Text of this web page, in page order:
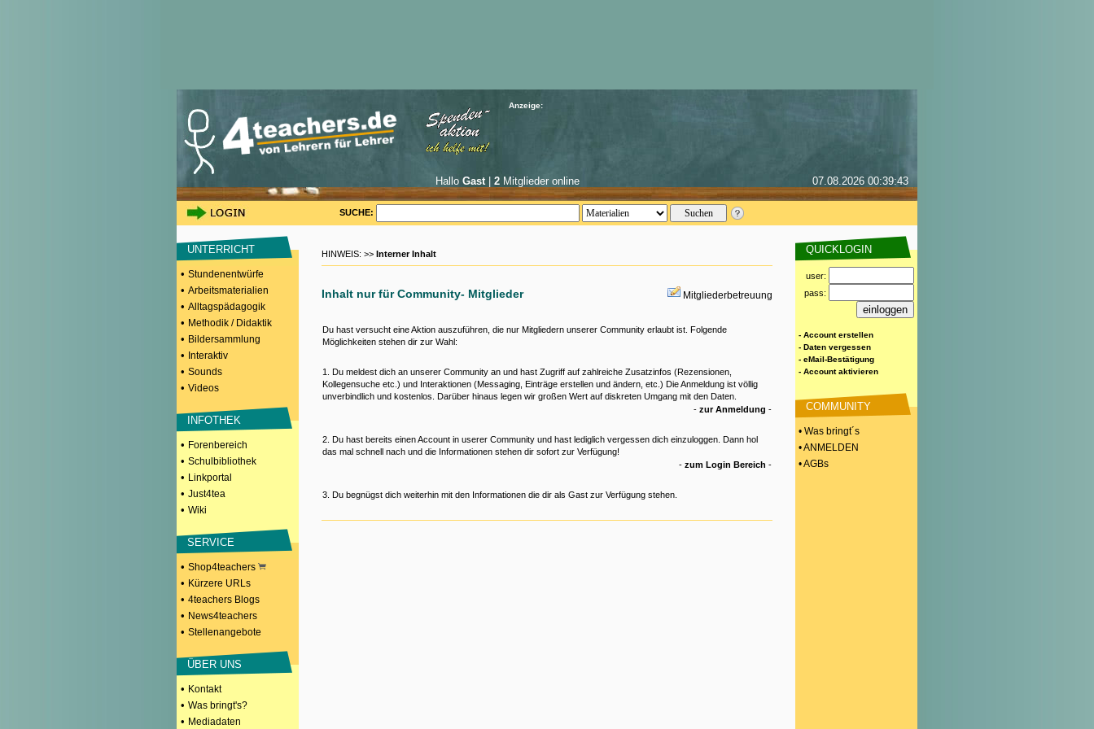
Anzeige:
Hallo Gast| 2Mitglieder online 07.08.2026 00:39:43
SUCHE:
UNTERRICHT
• Stundenentwürfe
• Arbeitsmaterialien
• Alltagspädagogik
• Methodik / Didaktik
• Bildersammlung
• Interaktiv
• Sounds
• Videos
INFOTHEK
• Forenbereich
• Schulbibliothek
• Linkportal
• Just4tea
• Wiki
SERVICE
• Shop4teachers
• Kürzere URLs
• 4teachers Blogs
• News4teachers
• Stellenangebote
ÜBER UNS
• Kontakt
• Was bringt's?
• Mediadaten
HINWEIS: >> Interner Inhalt
Inhalt nur für Community- Mitglieder Mitgliederbetreuung
Du hast versucht eine Aktion auszuführen, die nur Mitgliedern unserer Community erlaubt ist. Folgende
Möglichkeiten stehen dir zur Wahl:
1. Du meldest dich an unserer Community an und hast Zugriff auf zahlreiche Zusatzinfos (Rezensionen,
Kollegensuche etc.) und Interaktionen (Messaging, Einträge erstellen und ändern, etc.) Die Anmeldung ist völlig
unverbindlich und kostenlos. Darüber hinaus legen wir großen Wert auf diskreten Umgang mit den Daten.
- zur Anmeldung -
2. Du hast bereits einen Account in userer Community und hast lediglich vergessen dich einzuloggen. Dann hol
das mal schnell nach und die Informationen stehen dir sofort zur Verfügung!
- zum Login Bereich -
3. Du begnügst dich weiterhin mit den Informationen die dir als Gast zur Verfügung stehen.
QUICKLOGIN
user:
pass:
- Account erstellen
- Daten vergessen
- eMail-Bestätigung
- Account aktivieren
COMMUNITY
• Was bringt´s
• ANMELDEN
• AGBs